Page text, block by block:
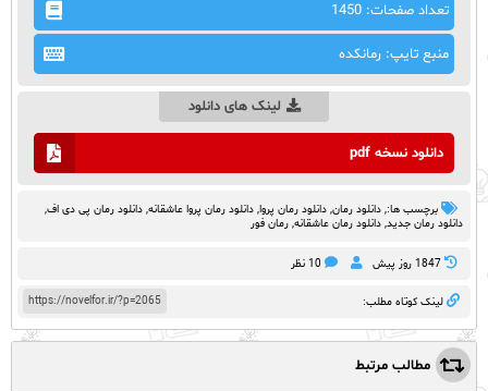
تعداد صفحات: 1450
منبع تایپ: رمانکده
لینک های دانلود
دانلود نسخه pdf
برچسب ها:, دانلود رمان, دانلود رمان پروا, دانلود رمان پروا عاشقانه, دانلود رمان پی دی اف,
دانلود رمان جدید, دانلود رمان عاشقانه, رمان فور
1847 روز پيش 10 نظر
https://novelfor.ir/?p=2065 لینک کوتاه مطلب:
مطالب مرتبط